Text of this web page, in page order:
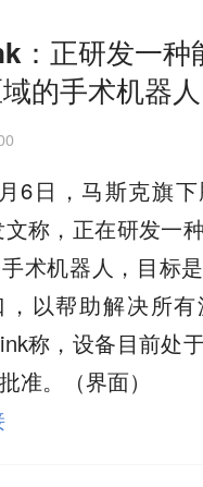
：正研发一种
的手术机器人
6日，马斯克旗
称，正在研发一
术机器人，目标
，以帮助解决所
称，设备目前处
准。（界面）